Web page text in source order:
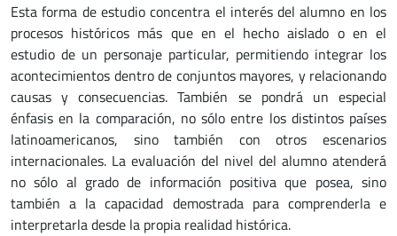
Esta forma de estudio concentra el interés del alumno en los
procesos históricos más que en el hecho aislado o en el
estudio de un personaje particular, permitiendo integrar los
acontecimientos dentro de conjuntos mayores, y relacionando
causas y consecuencias. También se pondrá un especial
énfasis en la comparación, no sólo entre los distintos países
latinoamericanos, sino también con otros escenarios
internacionales. La evaluación del nivel del alumno atenderá
no sólo al grado de información positiva que posea, sino
también a la capacidad demostrada para comprenderla e
interpretarla desde la propia realidad histórica.